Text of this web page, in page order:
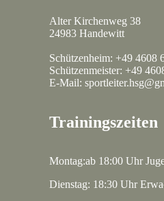
Alter Kirchenweg 38
24983 Handewitt
Schützenheim: +49 4608
Schützenmeister: +49
E-Mail:
Trainingszeiten
Montag:ab 18:00 Uhr
Dienstag: 18:30 Uhr